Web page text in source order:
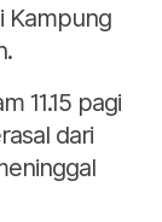
Kampung
11.15 pagi
dari